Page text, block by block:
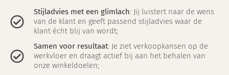
Stijladvies met een glimlach: Jij luistert naar de wens
van de klant en geeft passend stijladvies waar de
klant écht blij van wordt;
Samen voor resultaat: Je ziet verkoopkansen op de
werkvloer en draagt actief bij aan het behalen van
onze winkeldoelen;